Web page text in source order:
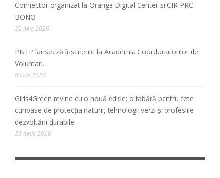
Connector organizat la Orange Digital Center și CIR PRO
BONO
22 iulie 2026
PNTP lansează înscrierile la Academia Coordonatorilor de
Voluntari.
9 iulie 2026
Girls4Green revine cu o nouă ediție: o tabără pentru fete
curioase de protecția naturii, tehnologii verzi și profesiile
dezvoltării durabile.
23 iunie 2026